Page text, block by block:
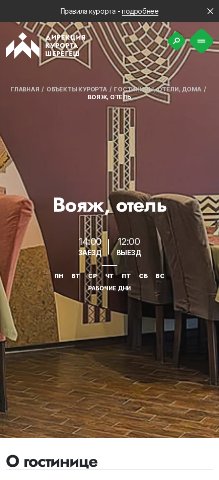
Правила курорта -подробнее
ГЛАВНАЯ ОБЪЕКТЫ КУРОРТА
ГОСТИНИЦЫ, ОТЕЛИ, ДОМА
ВОЯЖ, ОТЕЛЬ
Вояж, отель
14:00
ЗАЕЗД
12:00
ВЫЕЗД
ПН ВТ СР ЧТ ПТ СБ
ВС
РАБОЧИЕ ДНИ
О гостинице